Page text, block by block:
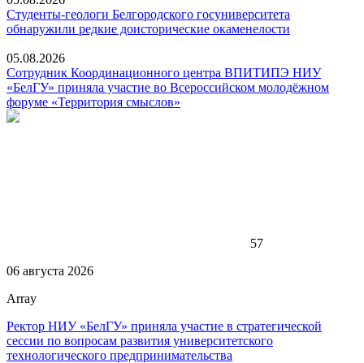
Студенты-геологи Белгородского госуниверситета
обнаружили редкие доисторические окаменелости
05.08.2026
Сотрудник Координационного центра ВПИТИПЭ НИУ
«БелГУ» приняла участие во Всероссийском молодёжном
форуме «Территория смыслов»
57
06 августа 2026
Array
Ректор НИУ «БелГУ» приняла участие в стратегической
сессии по вопросам развития университетского
технологического предпринимательства